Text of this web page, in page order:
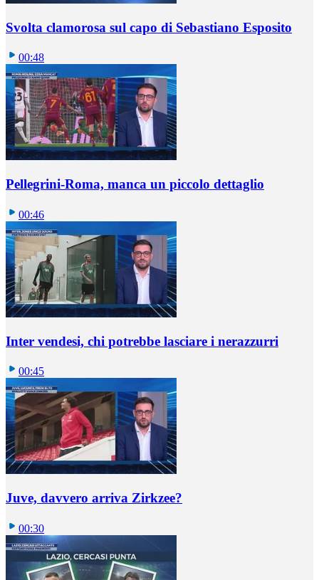
Svolta clamorosa sul capo di Sebastiano Esposito
00:48
Pellegrini-Roma, manca un piccolo dettaglio
00:46
Inter vendesi, chi potrebbe lasciare i nerazzurri
00:45
Juve, davvero arriva Zirkzee?
00:30